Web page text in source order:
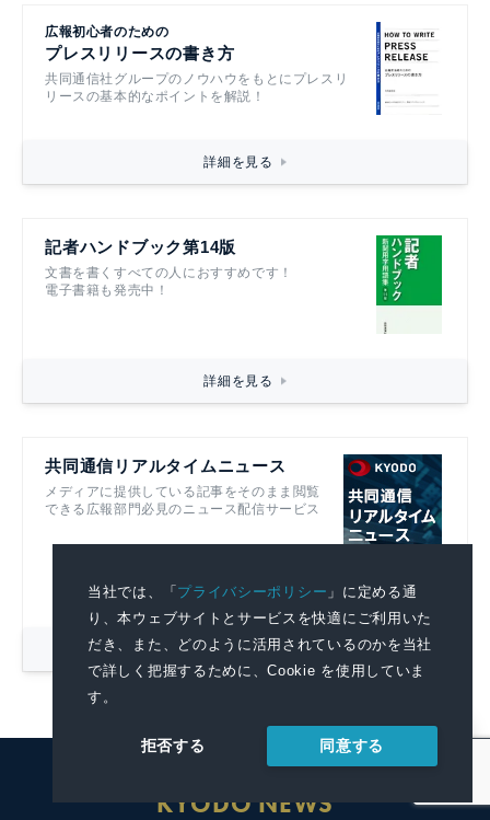
当社では、「プライバシーポリシー 」に定める通
り、本ウェブサイトとサービスを快適にご利用いた
だき、また、どのように活用されているのかを当社
で詳しく把握するために、Cookie を使用していま
す。
拒否する 同意する
広報初心者のための
プレスリリースの書き方
共同通信社グループのノウハウをもとにプレスリ
リースの基本的なポイントを解説！
詳細を見る
記者ハンドブック第14版
文書を書くすべての人におすすめです！
電子書籍も発売中！
詳細を見る
共同通信リアルタイムニュース
メディアに提供している記事をそのまま閲覧
できる広報部門必見のニュース配信サービス
詳細を見る
KYODO NEWS